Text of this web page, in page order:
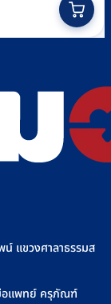
แขวงศาลาธรรมส
อแพทย์ ครุภัณฑ์